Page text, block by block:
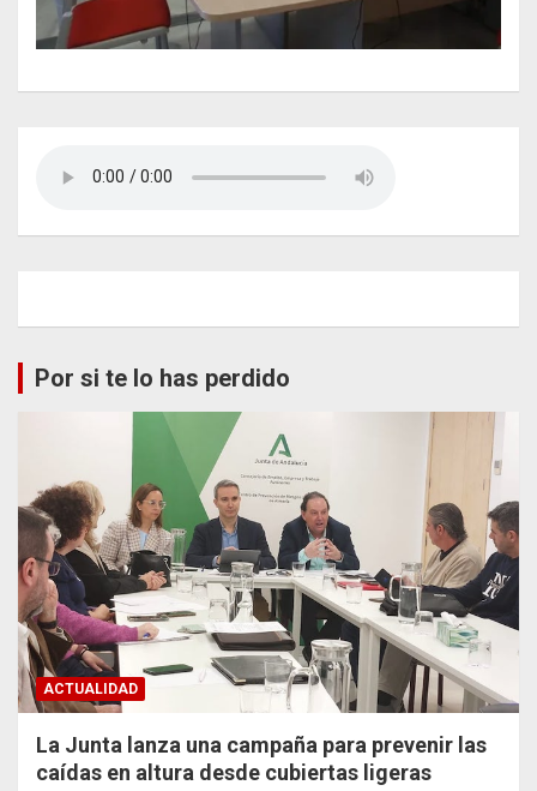
Por si te lo has perdido
ACTUALIDAD
La Junta lanza una campaña para prevenir las
caídas en altura desde cubiertas ligeras